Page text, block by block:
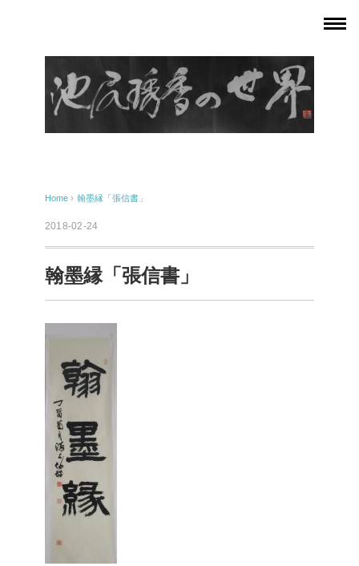
Home › 翰墨縁「張信書」
2018-02-24
翰墨縁「張信書」